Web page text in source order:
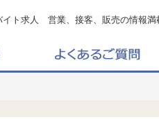
イト求人 営業、接客、販売の情報満